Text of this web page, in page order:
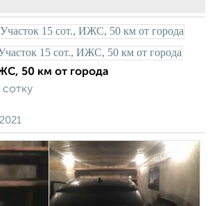
50 км от города
сотку